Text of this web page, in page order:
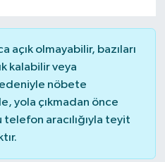
açık olmayabilir, bazıları
kalabilir veya
nöbete
yola çıkmadan önce
aracılığıyla teyit